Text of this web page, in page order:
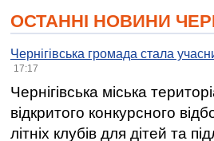
ОСТАННІ НОВИНИ
Чернігівська громада стала
17:17
Чернігівська міська
відкритого конкурсного
літніх клубів для дітей та